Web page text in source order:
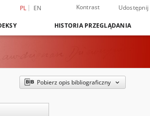
PL EN Kontrast Udostępnij
HISTORIA PRZEGLĄDANIA
Pobierz opis bibliograficzny